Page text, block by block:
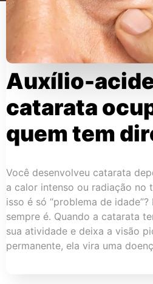
Auxílio-
catarata
quem tem
Você desenvolveu catarata
a calor intenso ou radiação no
isso é só “problema de
sempre é. Quando a catarata
sua atividade e deixa a visão
permanente, ela vira uma